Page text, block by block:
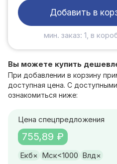
Добавить в
мин. заказ: 1, в
Вы можете купить
При добавлении в корзину
доступная цена. С
ознакомиться ниже:
Цена спецпредложения
Екб× Мск<1000 Влд×
755,89 ₽